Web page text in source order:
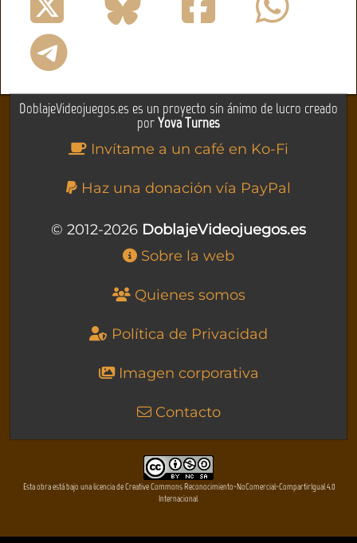
DoblajeVideojuegos.es es un proyecto sin ánimo de lucro creado
porYova Turnes
Invítame a un café en Ko-Fi
Haz una donación vía PayPal
© 2012-2026 DoblajeVideojuegos.es
Sobre la web
Quienes somos
Política de Privacidad
Imagen corporativa
Contacto
Esta obra está bajo una licencia de Creative Commons Reconocimiento-NoComercial-CompartirIgual 4.0
Internacional